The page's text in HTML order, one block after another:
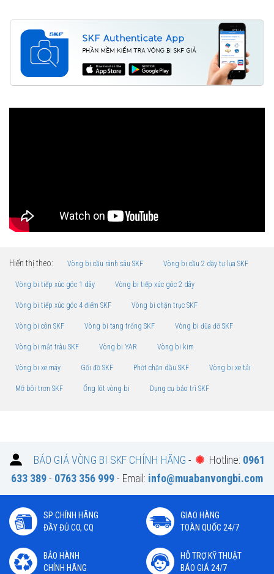
Hiển thị theo: Vòng bi cầu rãnh sâu SKF Vòng bi cầu 2 dãy tự lựa SKF
Vòng bi tiếp xúc góc 1 dãy Vòng bi tiếp xúc góc 2 dãy
Vòng bi tiếp xúc góc 4 điểm SKF Vòng bi chặn trục SKF
Vòng bi côn SKF Vòng bi tang trống SKF Vòng bi đũa đỡ SKF
Vòng bi mắt trâu SKF Vòng bi YAR Vòng bi kim
Vòng bi xe máy Gối đỡ SKF Phớt chặn dầu SKF Vòng bi xe tải
Mỡ bôi trơn SKF Ống lót vòng bi Dụng cụ bảo trì SKF
BÁO GIÁ VÒNG BI SKF CHÍNH HÃNG - Hotline: 0961
633 389- 0763 356 999- Email: info@muabanvongbi.com
SP CHÍNH HÃNG
ĐẦY ĐỦ CO, CQ
GIAO HÀNG
TOÀN QUỐC 24/7
BẢO HÀNH
CHÍNH HÃNG
HỖ TRỢ KỸ THUẬT
BÁO GIÁ 24/7